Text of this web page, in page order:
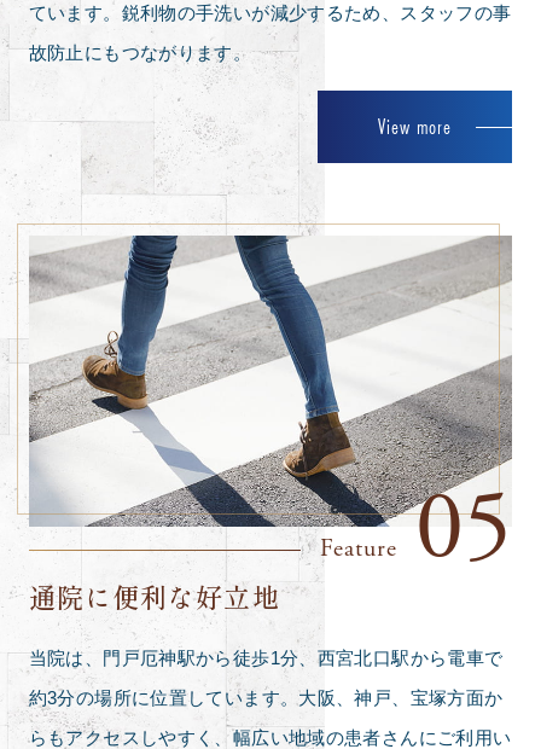
ています。鋭利物の手洗いが減少するため、スタッフの事
故防止にもつながります。
View more
Feature 05
通院に便利な好立地
当院は、門戸厄神駅から徒歩1分、西宮北口駅から電車で
約3分の場所に位置しています。大阪、神戸、宝塚方面か
らもアクセスしやすく、幅広い地域の患者さんにご利用い